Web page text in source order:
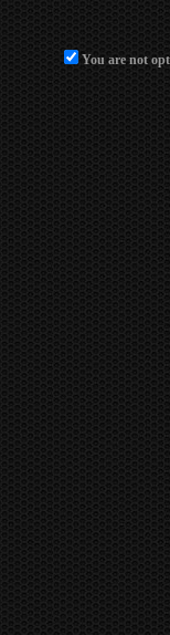
You are not